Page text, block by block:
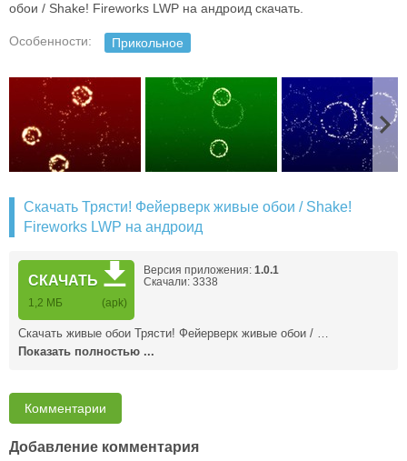
обои / Shake! Fireworks LWP на андроид скачать.
Особенности: Прикольное
Скачать Трясти! Фейерверк живые обои / Shake!
Fireworks LWP на андроид
СКАЧАТЬ
1,2 MБ (apk)
Версия приложения: 1.0.1
Скачали: 3338
Скачать живые обои Трясти! Фейерверк живые обои / …
Показать полностью ...
Комментарии
Добавление комментария